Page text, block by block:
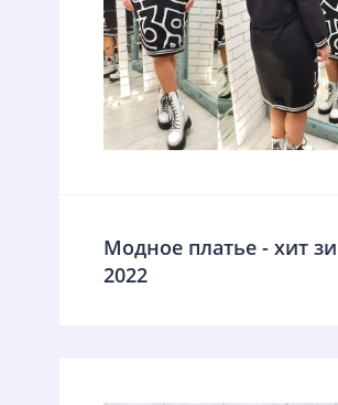
Модное платье - хит
2022